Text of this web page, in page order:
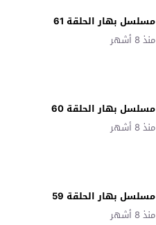
مسلسل بهار الحلقة 61
منذ 8 أشهر
مسلسل بهار الحلقة 60
منذ 8 أشهر
مسلسل بهار الحلقة 59
منذ 8 أشهر